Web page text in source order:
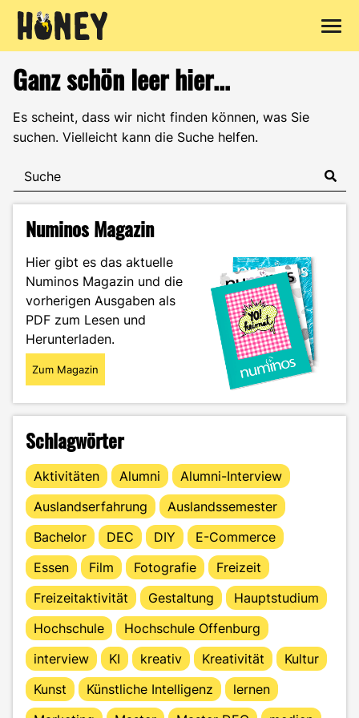
Inhalt
springen
Ganz schön leer hier...
Es scheint, dass wir nicht finden können, was Sie
suchen. Vielleicht kann die Suche helfen.
Numinos Magazin
Hier gibt es das aktuelle
Numinos Magazin und die
vorherigen Ausgaben als
PDF zum Lesen und
Herunterladen.
Zum Magazin
Schlagwörter
Aktivitäten Alumni
Alumni-Interview
Auslandserfahrung
Auslandssemester
Bachelor
DEC DIY
E-Commerce
Essen
Film Fotografie
Freizeit
Freizeitaktivität
Gestaltung
Hauptstudium
Hochschule
Hochschule Offenburg
interview
KI kreativ Kreativität
Kultur
Kunst
Künstliche Intelligenz
lernen